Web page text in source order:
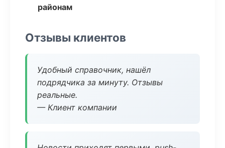
районам
Отзывы клиентов
Удобный справочник, нашёл
подрядчика за минуту. Отзывы
реальные.
— Клиент компании